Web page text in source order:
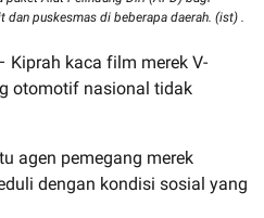
puskesmas di beberapa daerah. (ist) .
Kiprah kaca film merek V-
otomotif nasional tidak
agen pemegang merek
dengan kondisi sosial yang